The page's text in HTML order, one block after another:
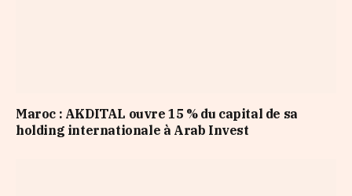
Maroc : AKDITAL ouvre 15 % du capital de sa
holding internationale à Arab Invest